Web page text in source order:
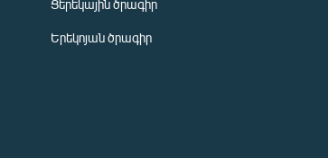
Ցերեկային ծրագիր
Երեկոյան ծրագիր